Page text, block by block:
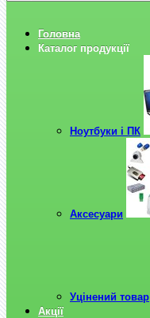
Головна
Каталог продукції
Ноутбуки і ПК
Аксесуари
Уцінений товар
Акції